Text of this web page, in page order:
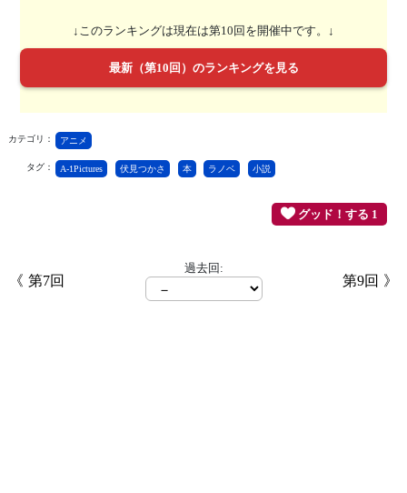
↓このランキングは現在は第10回を開催中です。↓
最新（第10回）のランキングを見る
カテゴリ： アニメ
タグ： A-1Pictures 伏見つかさ 本 ラノベ 小説
グッド！する 1
第7回
過去回:
第9回